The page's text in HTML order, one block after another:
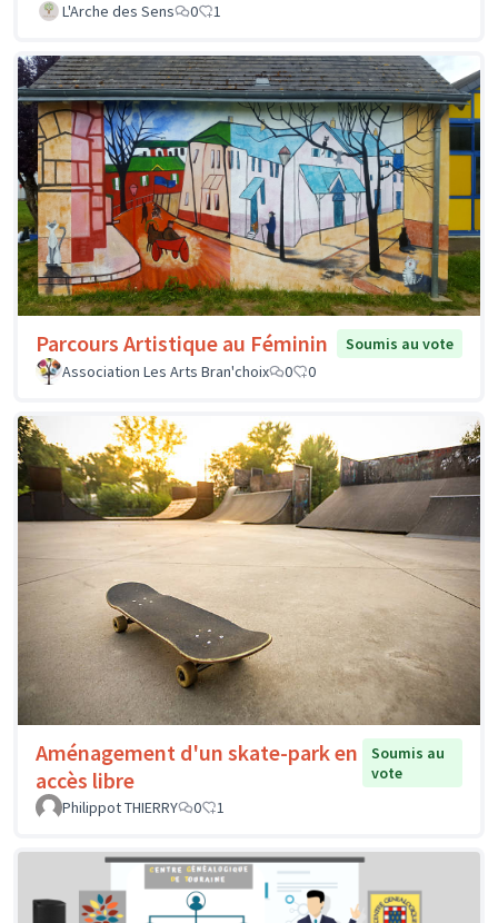
L'Arche des Sens
0 1
Parcours Artistique au Féminin
Soumis au vote
Association Les Arts Bran'choix
0 0
Aménagement d'un skate-park en
accès libre
Soumis au
vote
Philippot THIERRY
0 1